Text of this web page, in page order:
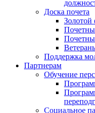
Доска почета
Поддержка
Партнерам
Обучение
Социальное